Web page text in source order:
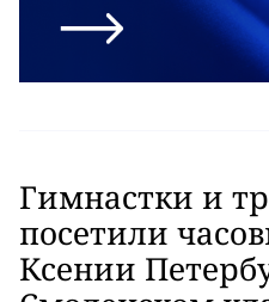
Гимнастки и
посетили
Ксении